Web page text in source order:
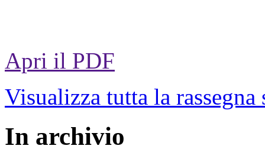
Apri il PDF
Visualizza tutta la rassegna
In archivio